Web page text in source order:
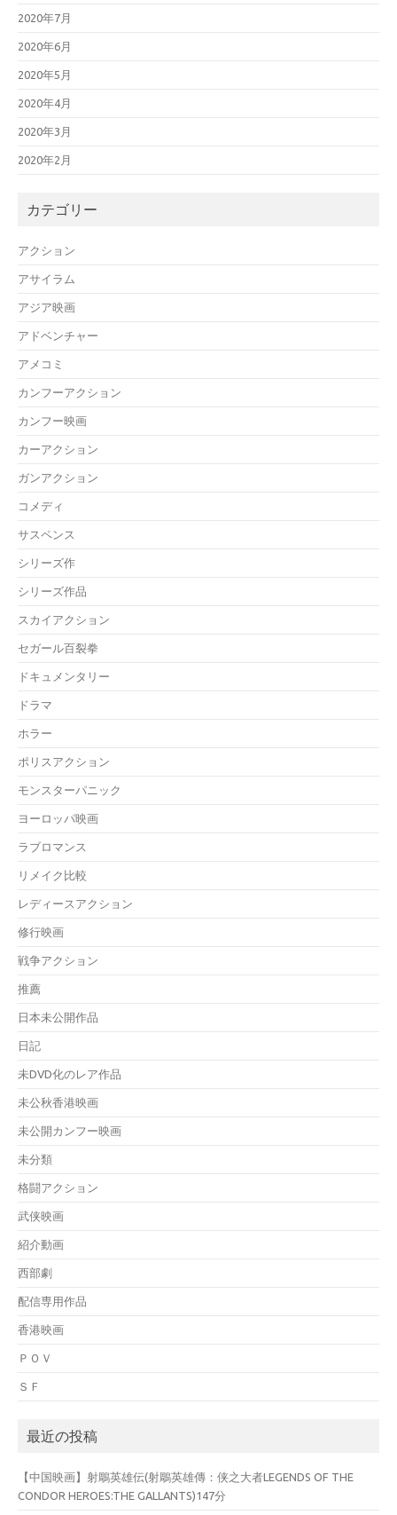
2020年7月
2020年6月
2020年5月
2020年4月
2020年3月
2020年2月
カテゴリー
アクション
アサイラム
アジア映画
アドベンチャー
アメコミ
カンフーアクション
カンフー映画
カーアクション
ガンアクション
コメディ
サスペンス
シリーズ作
シリーズ作品
スカイアクション
セガール百裂拳
ドキュメンタリー
ドラマ
ホラー
ポリスアクション
モンスターパニック
ヨーロッパ映画
ラブロマンス
リメイク比較
レディースアクション
修行映画
戦争アクション
推薦
日本未公開作品
日記
未DVD化のレア作品
未公秋香港映画
未公開カンフー映画
未分類
格闘アクション
武侠映画
紹介動画
西部劇
配信専用作品
香港映画
ＰＯＶ
ＳＦ
最近の投稿
【中国映画】射鵰英雄伝(射鵰英雄傳：侠之大者LEGENDS OF THE
CONDOR HEROES:THE GALLANTS)147分